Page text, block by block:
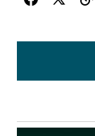
johtajilleen